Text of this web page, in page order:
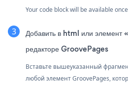
Your code block will be available
Добавить в html или элемент
редакторе GroovePages
Вставьте вышеуказанный
любой элемент GroovePages,